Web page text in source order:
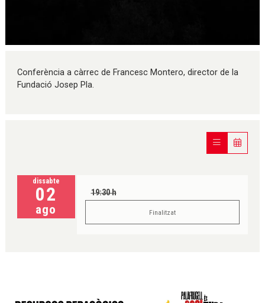
Conferència a càrrec de Francesc Montero, director de la
Fundació Josep Pla.
dissabte
02
ago
19:30 h
Finalitzat